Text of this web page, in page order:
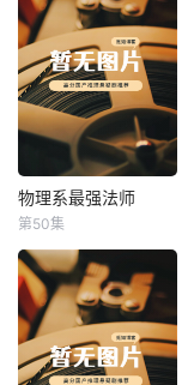
物理系最强法师
物理系最强法师
第50集